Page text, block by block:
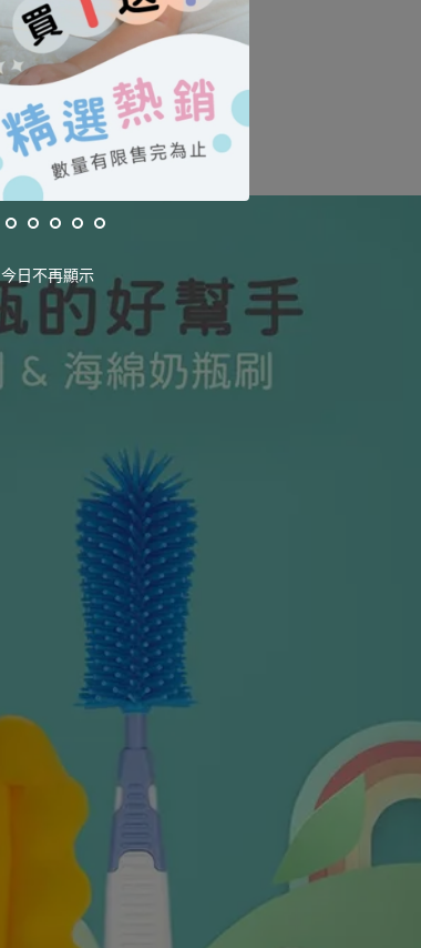
今日不再顯示